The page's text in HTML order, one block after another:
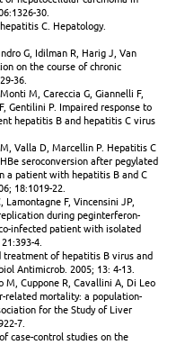
30.
C. Hepatology.
G, Idilman R, Harig J, Van
on the course of chronic
36.
M, Careccia G, Giannelli F,
Gentilini P. Impaired response to
hepatitis B and hepatitis C virus
Valla D, Marcellin P. Hepatitis C
seroconversion after pegylated
a patient with hepatitis B and C
18:1019-22.
Lamontagne F, Vincensini JP,
during peginterferon-
infected patient with isolated
4.
treatment of hepatitis B virus and
Antimicrob. 2005; 13: 4-13.
M, Cuppone R, Cavallini A, Di Leo
related mortality: a population-
for the Study of Liver
7.
case-control studies on the